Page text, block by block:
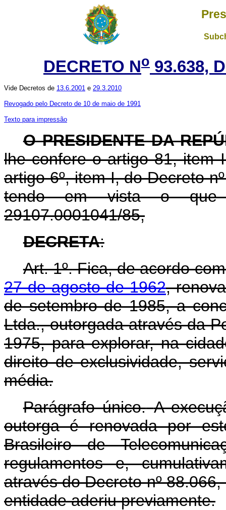
DECRETO No 93.638,
Vide Decretos de 13.6.2001 e 29.3.2010
Revogado pelo Decreto de 10 de maio de 1991
Texto para impressão
O PRESIDENTE DA
lhe confere o artigo 81, item
artigo 6º, item I, do Decreto
tendo em vista o que
29107.0001041/85,
DECRETA:
Art. 1º.Fica, de acordo
27 de agosto de 1962,
de setembro de 1985, a
Ltda., outorgada através da
1975, para explorar, na
direito de exclusividade,
média.
Parágrafo único. A
outorga é renovada por
Brasileiro de
regulamentos e,
através do Decreto nº
entidade aderiu previamente.